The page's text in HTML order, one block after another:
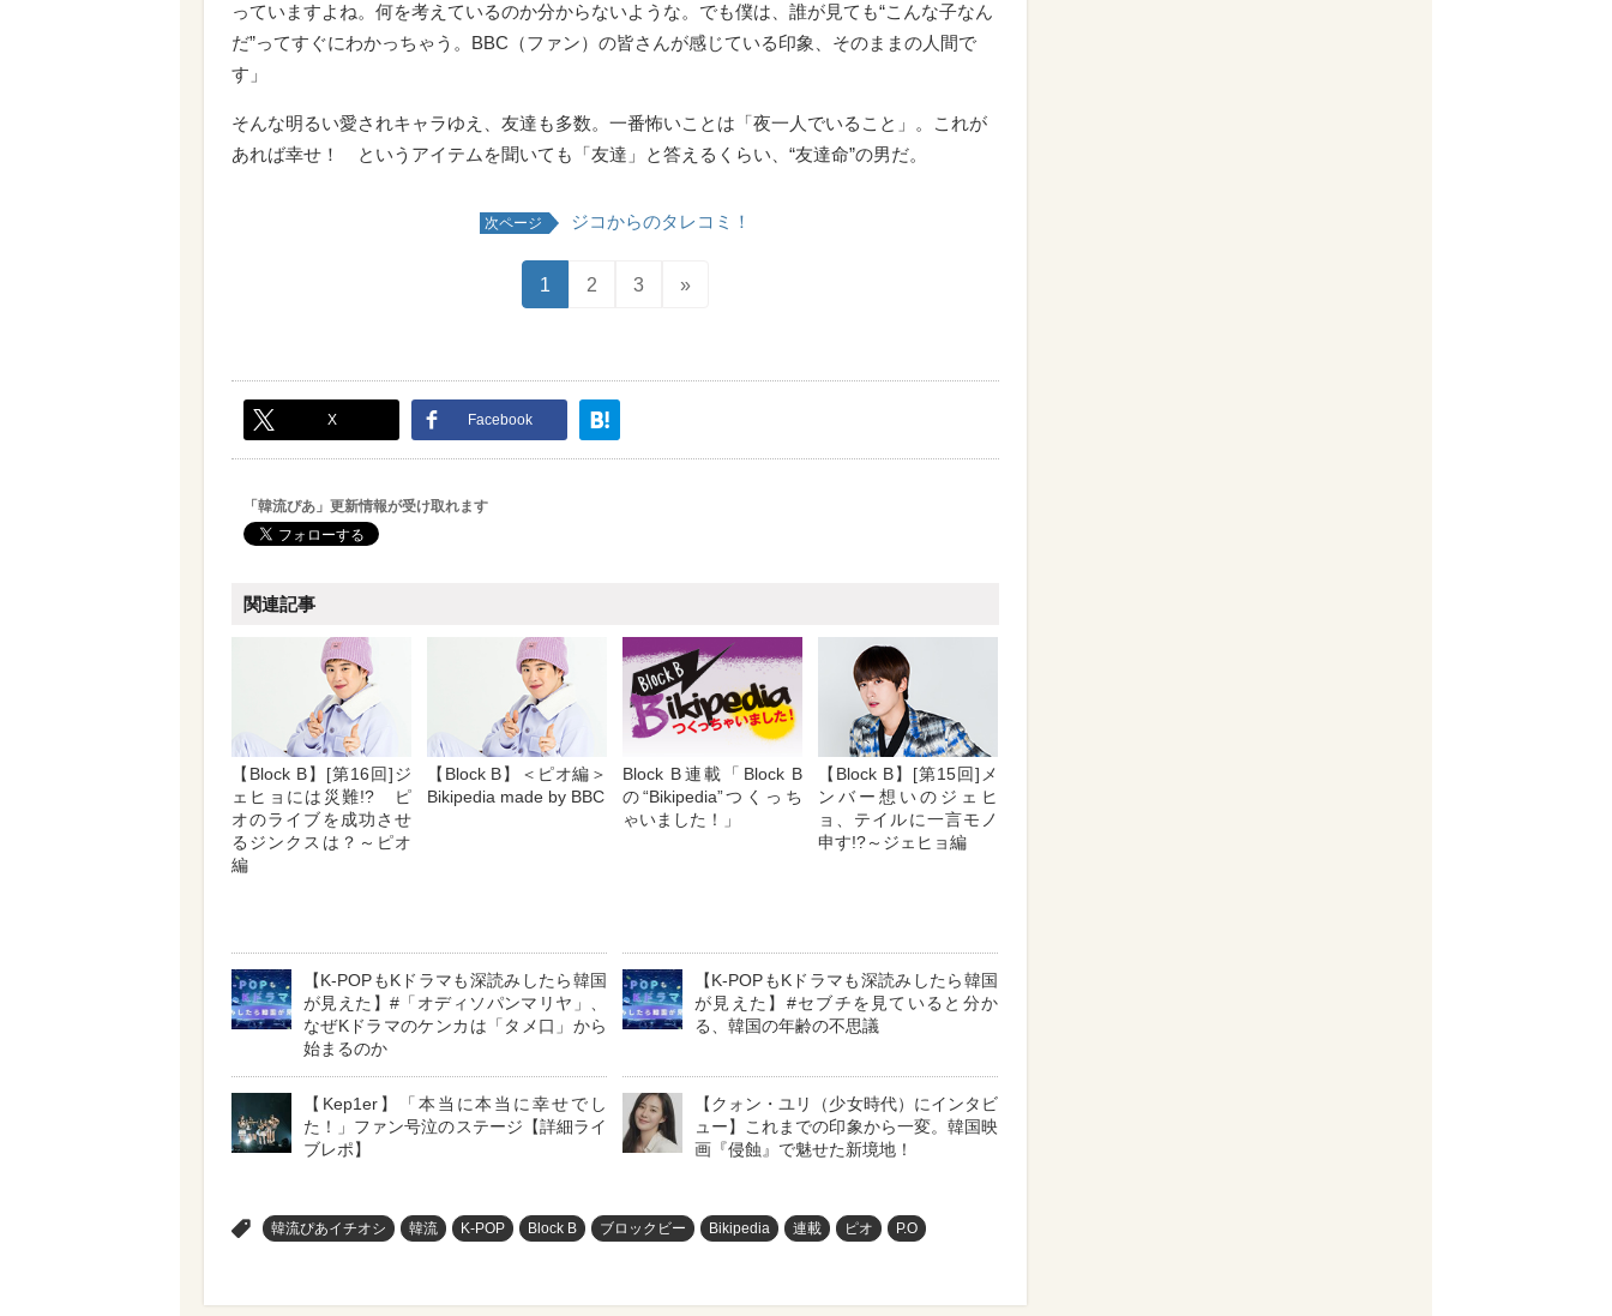
っていますよね。何を考えているのか分からないような。でも僕は、誰が見ても“こんな子なん
だ”ってすぐにわかっちゃう。BBC（ファン）の皆さんが感じている印象、そのままの人間で
す」
そんな明るい愛されキャラゆえ、友達も多数。一番怖いことは「夜一人でいること」。これが
あれば幸せ！ というアイテムを聞いても「友達」と答えるくらい、“友達命”の男だ。
次ページ ジコからのタレコミ！
1 2 3 »
X Facebook
「韓流ぴあ」更新情報が受け取れます
関連記事
【Block B】[第16回]ジ
ェヒョには災難!? ピ
オのライブを成功させ
るジンクスは？～ピオ
編
【Block B】＜ピオ編＞
Bikipedia made by BBC
Block B連載「Block B
の“Bikipedia”つくっち
ゃいました！」
【Block B】[第15回]メ
ンバー想いのジェヒ
ョ、テイルに一言モノ
申す!?～ジェヒョ編
【K-POPもKドラマも深読みしたら韓国
が見えた】#「オディソパンマリヤ」、
なぜKドラマのケンカは「タメ口」から
始まるのか
【K-POPもKドラマも深読みしたら韓国
が見えた】#セブチを見ていると分か
る、韓国の年齢の不思議
【Kep1er】「本当に本当に幸せでし
た！」ファン号泣のステージ【詳細ライ
ブレポ】
【クォン・ユリ（少女時代）にインタビ
ュー】これまでの印象から一変。韓国映
画『侵蝕』で魅せた新境地！
韓流ぴあイチオシ 韓流 K-POP Block B ブロックビー Bikipedia 連載 ピオ P.O